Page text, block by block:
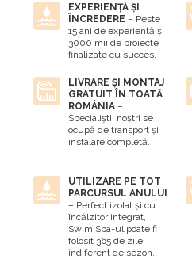
EXPERIENȚĂ ȘI
ÎNCREDERE – Peste
15 ani de experiență și
3000 mii de proiecte
finalizate cu succes.
LIVRARE ȘI MONTAJ
GRATUIT ÎN TOATĂ
ROMÂNIA –
Specialiștii noștri se
ocupă de transport și
instalare completă.
UTILIZARE PE TOT
PARCURSUL ANULUI
– Perfect izolat și cu
încălzitor integrat,
Swim Spa-ul poate fi
folosit 365 de zile,
indiferent de sezon.